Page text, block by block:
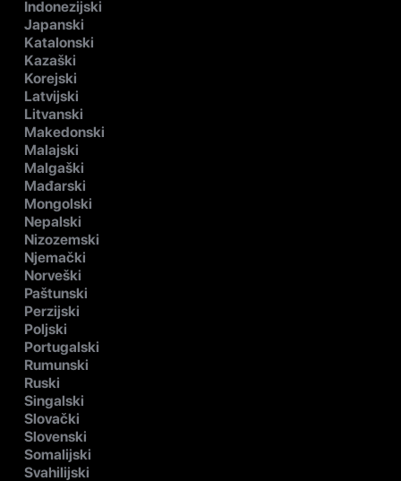
Indonezijski
Japanski
Katalonski
Kazaški
Korejski
Latvijski
Litvanski
Makedonski
Malajski
Malgaški
Mađarski
Mongolski
Nepalski
Nizozemski
Njemački
Norveški
Paštunski
Perzijski
Poljski
Portugalski
Rumunski
Ruski
Singalski
Slovački
Slovenski
Somalijski
Svahilijski